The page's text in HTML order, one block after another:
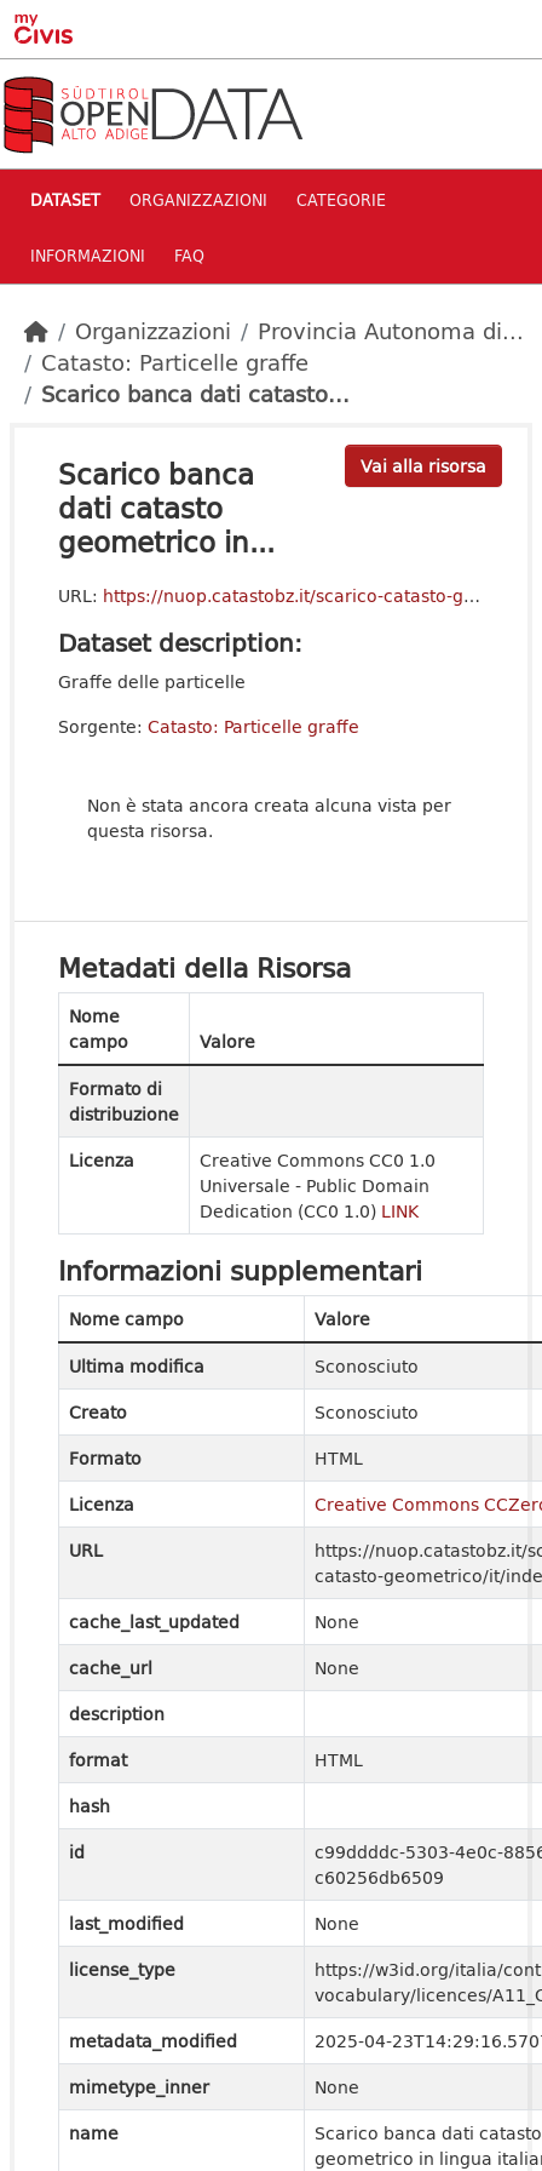
Skip to main content
DATASET ORGANIZZAZIONI CATEGORIE
INFORMAZIONI FAQ
Organizzazioni
Provincia Autonoma di...
Catasto: Particelle graffe
Scarico banca dati catasto...
Vai alla risorsa
Scarico banca
dati catasto
geometrico in...
URL: https://nuop.catastobz.it/scarico-catasto-geometrico/it/index.html
Dataset description:
Graffe delle particelle
Sorgente: Catasto: Particelle graffe
Non è stata ancora creata alcuna vista per
questa risorsa.
Metadati della Risorsa
Nome
campo
Valore
Formato di
distribuzione
Licenza
Creative Commons CC0 1.0
Universale - Public Domain
Dedication (CC0 1.0) LINK
Informazioni supplementari
Nome campo
Valore
Ultima modifica
Sconosciuto
Creato
Sconosciuto
Formato
HTML
Licenza
Creative Commons
URL
https://nuop.catastobz.it/
catasto-geometrico/it/
cache_last_updated
None
cache_url
None
description
format
HTML
hash
id
c99ddddc-5303-4e0c-
c60256db6509
last_modified
None
license_type
https://w3id.org/italia/
vocabulary/licences/
metadata_modified
2025-04-
mimetype_inner
None
name
Scarico banca dati catasto
geometrico in lingua